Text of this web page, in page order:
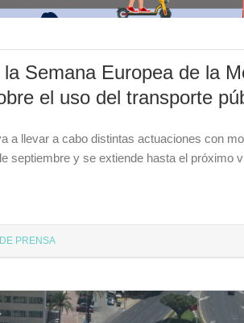
Semana Europea de la
el uso del transporte
PRENSA
a llevar a cabo distintas actuaciones con
septiembre y se extiende hasta el próximo